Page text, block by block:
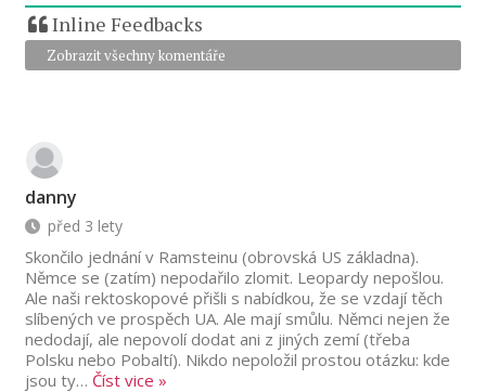
Inline Feedbacks
Zobrazit všechny komentáře
danny
před 3 lety
Skončilo jednání v Ramsteinu (obrovská US základna).
Němce se (zatím) nepodařilo zlomit. Leopardy nepošlou.
Ale naši rektoskopové přišli s nabídkou, že se vzdají těch
slíbených ve prospěch UA. Ale mají smůlu. Němci nejen že
nedodají, ale nepovolí dodat ani z jiných zemí (třeba
Polsku nebo Pobaltí). Nikdo nepoložil prostou otázku: kde
jsou ty… Číst vice »